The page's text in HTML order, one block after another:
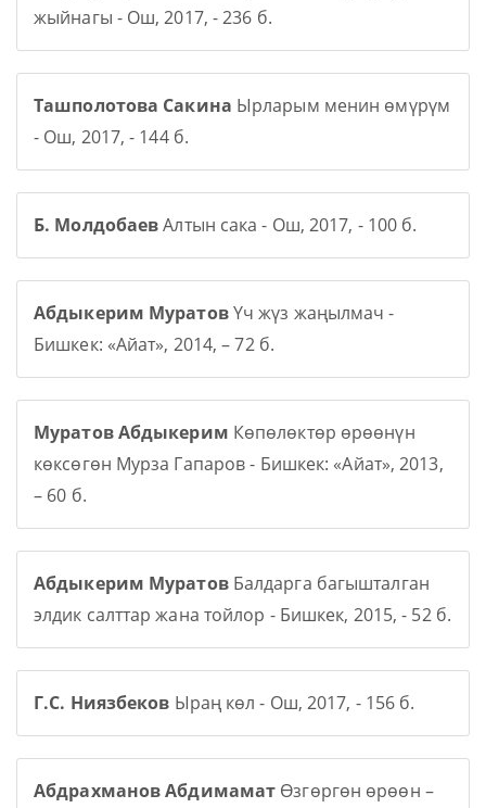
жыйнагы - Ош, 2017, - 236 б.
Ташполотова Сакина Ырларым менин өмүрүм
- Ош, 2017, - 144 б.
Б. МолдобаевАлтын сака - Ош, 2017, - 100 б.
Абдыкерим МуратовҮч жүз жаңылмач -
Бишкек: «Айат», 2014, – 72 б.
Муратов Абдыкерим Көпөлөктөр өрөөнүн
көксөгөн Мурза Гапаров - Бишкек: «Айат», 2013,
– 60 б.
Абдыкерим МуратовБалдарга багышталган
элдик салттар жана тойлор - Бишкек, 2015, - 52 б.
Г.С. Ниязбеков Ыраң көл - Ош, 2017, - 156 б.
Абдрахманов Абдимамат Өзгөргөн өрөөн –